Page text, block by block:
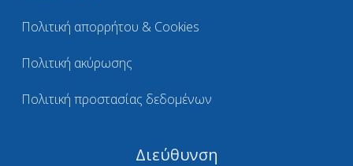
Πολιτική απορρήτου & Cookies
Πολιτική ακύρωσης
Πολιτική προστασίας δεδομένων
Διεύθυνση